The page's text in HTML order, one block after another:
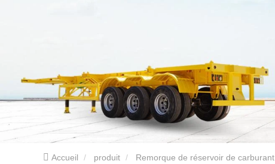
Accueil produit Remorque de réservoir de carburant